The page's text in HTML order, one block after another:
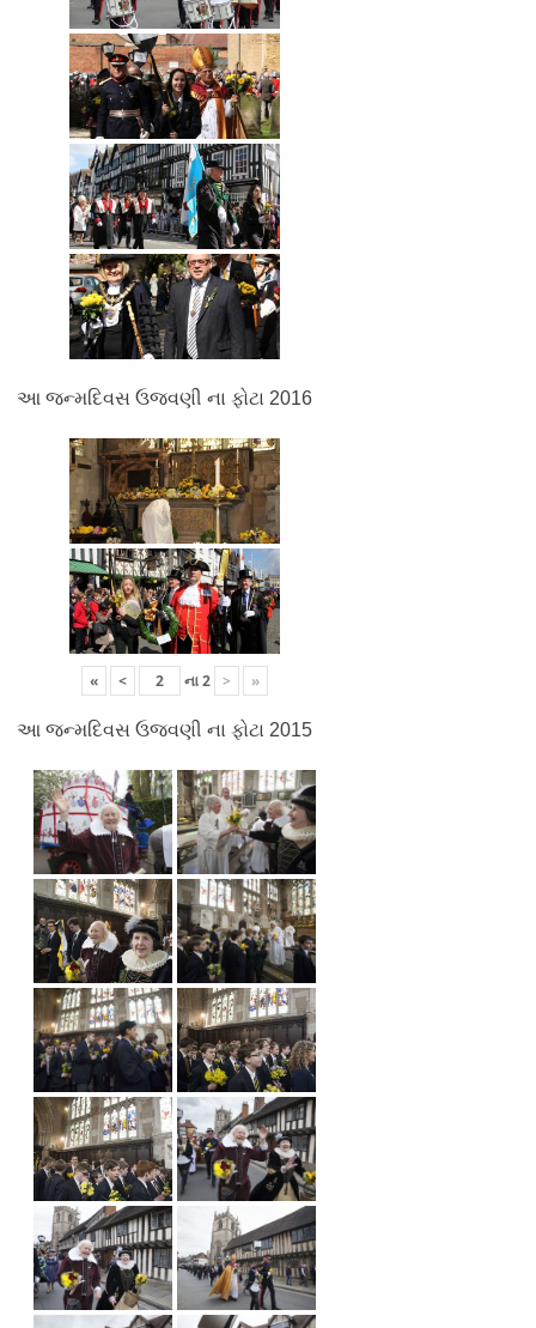
આ જન્મદિવસ ઉજવણી ના ફોટા 2016
« < ના2 > »
આ જન્મદિવસ ઉજવણી ના ફોટા 2015